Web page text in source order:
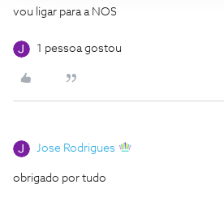
vou ligar para a NOS
1 pessoa gostou
Jose Rodrigues
obrigado por tudo